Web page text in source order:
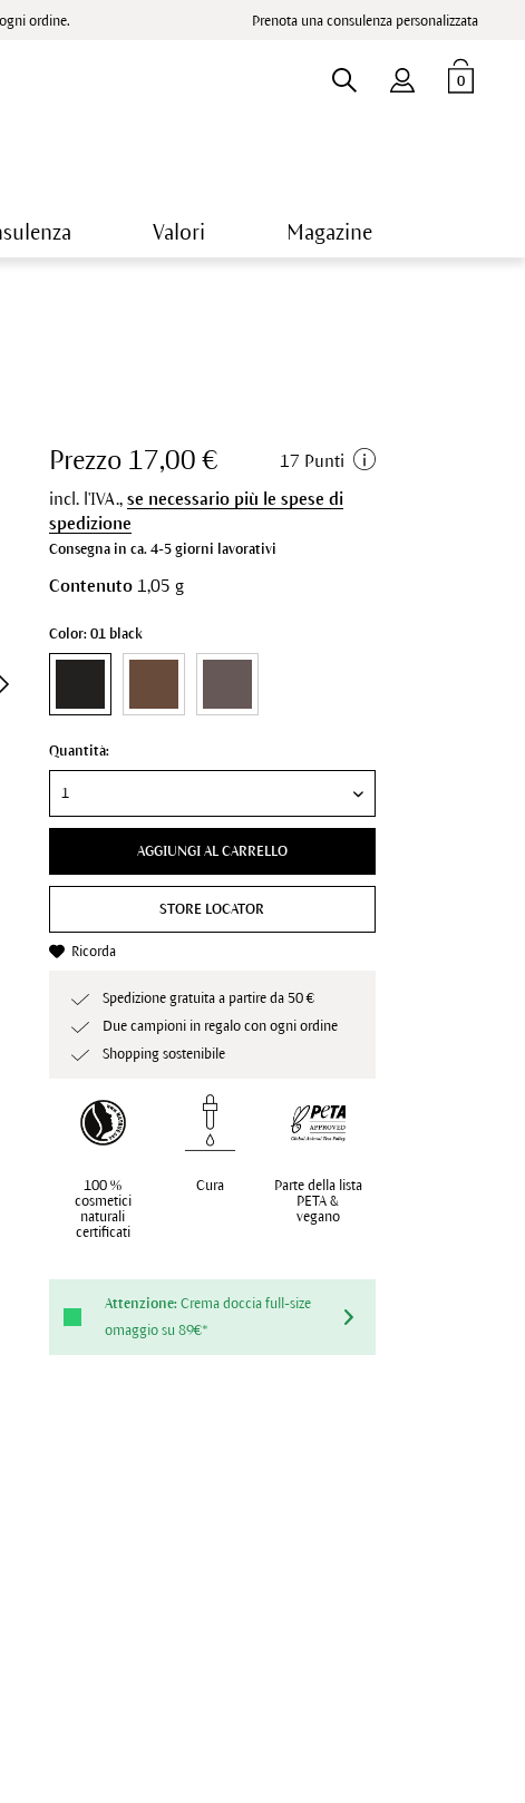
ordine. Prenota una consulenza personalizzata
0
Valori Magazine
Prezzo 17,00 € 17 Punti
incl. l'IVA.,se necessario più le spese di
spedizione
Consegna in ca. 4-5 giorni lavorativi
Contenuto 1,05 g
Color: 01 black
Quantità:
AGGIUNGI AL CARRELLO
STORE LOCATOR
Ricorda
Spedizione gratuita a partire da 50 €
Due campioni in regalo con ogni ordine
Shopping sostenibile
100 %
cosmetici
naturali
certificati
Cura
Parte della lista
PETA &
vegano
Attenzione: Crema doccia full-size
omaggio su 89€*